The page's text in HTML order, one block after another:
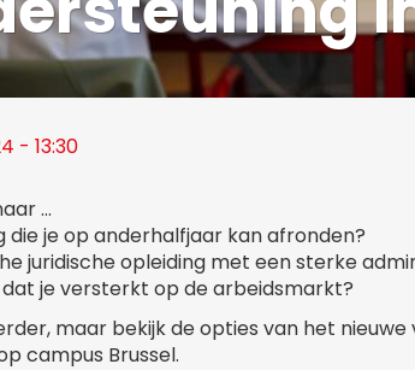
- 13:30
...
die je op anderhalfjaar kan afronden?
juridische opleiding met een sterke
je versterkt op de arbeidsmarkt?
maar bekijk de opties van het
campus Brussel.